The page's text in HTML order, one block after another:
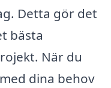
Detta gör det
bästa
När du
dina behov